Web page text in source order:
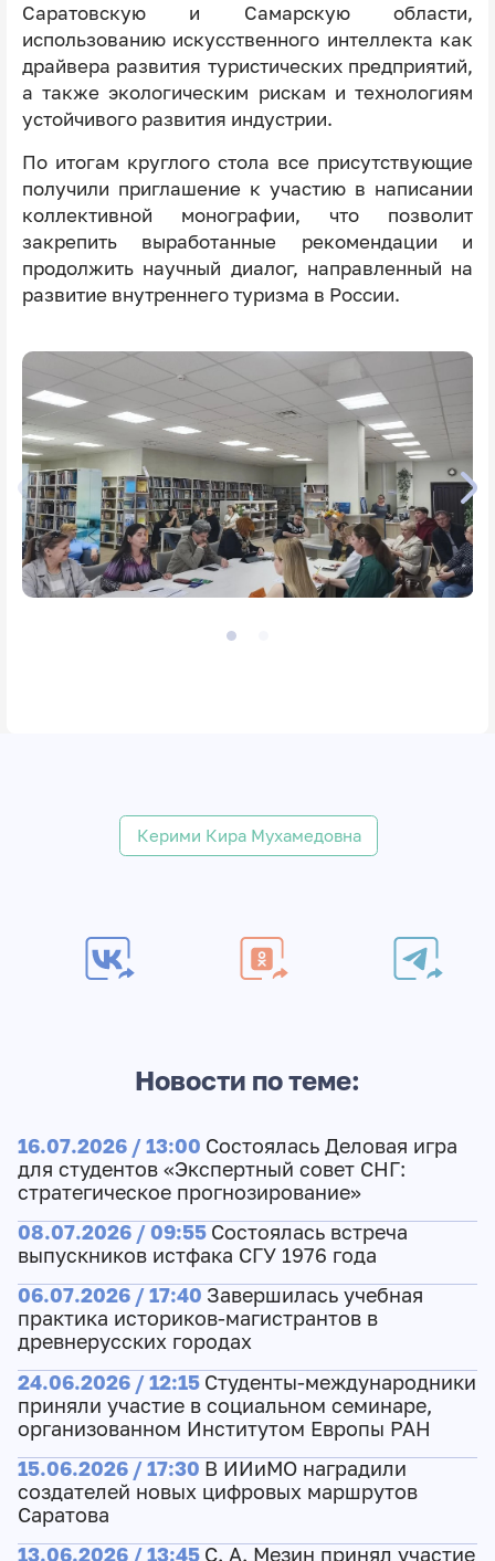
Саратовскую и Самарскую области,
использованию искусственного интеллекта как
драйвера развития туристических предприятий,
а также экологическим рискам и технологиям
устойчивого развития индустрии.
По итогам круглого стола все присутствующие
получили приглашение к участию в написании
коллективной монографии, что позволит
закрепить выработанные рекомендации и
продолжить научный диалог, направленный на
развитие внутреннего туризма в России.
Керими Кира Мухамедовна
Новости по теме:
16.07.2026 / 13:00 Состоялась Деловая игра
для студентов «Экспертный совет СНГ:
стратегическое прогнозирование»
08.07.2026 / 09:55 Состоялась встреча
выпускников истфака СГУ 1976 года
06.07.2026 / 17:40 Завершилась учебная
практика историков-магистрантов в
древнерусских городах
24.06.2026 / 12:15 Студенты-международники
приняли участие в социальном семинаре,
организованном Институтом Европы РАН
15.06.2026 / 17:30 В ИИиМО наградили
создателей новых цифровых маршрутов
Саратова
13.06.2026 / 13:45 С. А. Мезин принял участие